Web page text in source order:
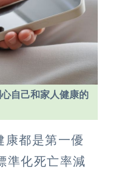
自己和家人健康的
康都是第一優
準化死亡率減